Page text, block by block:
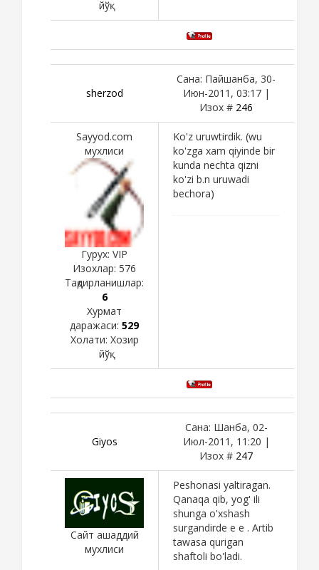
йўқ
sherzod
Сана: Пайшанба, 30-
Июн-2011, 03:17 |
Изох # 246
Sayyod.com
мухлиси
Гурух: VIP
Изохлар: 576
Тақдирланишлар:
6
Хурмат
даражаси: 529
Холати: Хозир
йўқ
Ko'z uruwtirdik. (wu
ko'zga xam qiyinde bir
kunda nechta qizni
ko'zi b.n uruwadi
bechora)
Giyos
Сана: Шанба, 02-
Июл-2011, 11:20 |
Изох # 247
Сайт ашаддий
мухлиси
Peshonasi yaltiragan.
Qanaqa qib, yog' ili
shunga o'xshash
surgandirde e e . Artib
tawasa qurigan
shaftoli bo'ladi.